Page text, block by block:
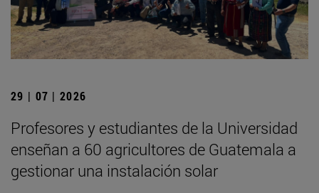
29 | 07 | 2026
Profesores y estudiantes de la Universidad
enseñan a 60 agricultores de Guatemala a
gestionar una instalación solar